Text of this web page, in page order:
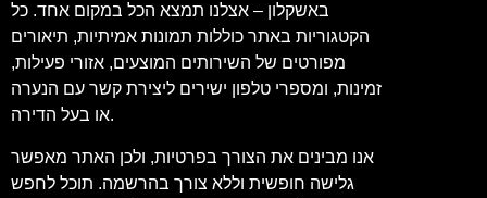
באשקלון – אצלנו תמצא הכל במקום אחד. כל
הקטגוריות באתר כוללות תמונות אמיתיות, תיאורים
מפורטים של השירותים המוצעים, אזורי פעילות,
זמינות, ומספרי טלפון ישירים ליצירת קשר עם הנערה
או בעל הדירה.
אנו מבינים את הצורך בפרטיות, ולכן האתר מאפשר
גלישה חופשית וללא צורך בהרשמה. תוכל לחפש